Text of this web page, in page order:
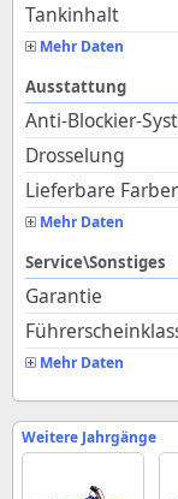
Tankinhalt
Mehr Daten
Ausstattung
Anti-Blockier-
Drosselung
Lieferbare
Mehr Daten
Service\Sonstiges
Garantie
Mehr Daten
Weitere Jahrgänge